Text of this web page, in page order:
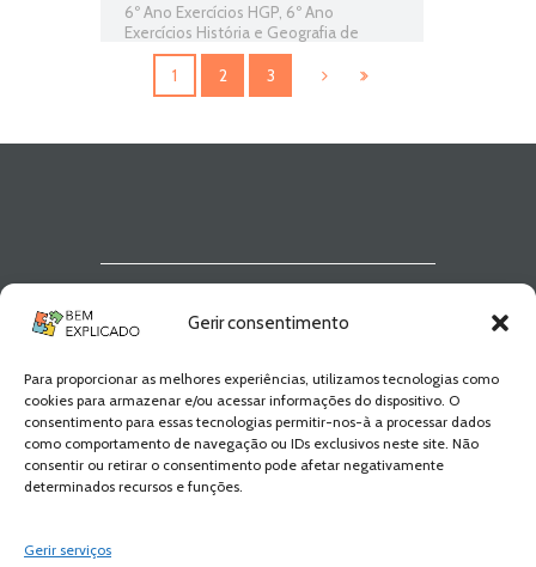
Gerir consentimento
Para proporcionar as melhores experiências, utilizamos tecnologias como
cookies para armazenar e/ou acessar informações do dispositivo. O
consentimento para essas tecnologias permitir-nos-à a processar dados
como comportamento de navegação ou IDs exclusivos neste site. Não
consentir ou retirar o consentimento pode afetar negativamente
determinados recursos e funções.
Gerir serviços
6º Ano Exercícios HGP 6º Ano
Exercícios História e Geografia de
Portugal,Ficha Informativa 6º Ano HGP
História e Geografia de Portugal
Razões da queda da Monarquia
1 2 3
Explicado
Fica a par de todas as novidades! Zero
Spam, apenas novidades e novos
conteúdos!